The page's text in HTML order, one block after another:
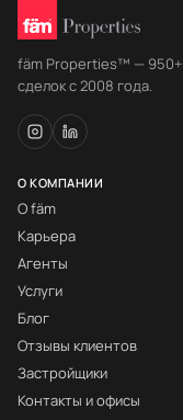
fäm Properties™ — 950+
сделок с 2008 года.
О КОМПАНИИ
О fäm
Карьера
Агенты
Услуги
Блог
Отзывы клиентов
Застройщики
Контакты и офисы